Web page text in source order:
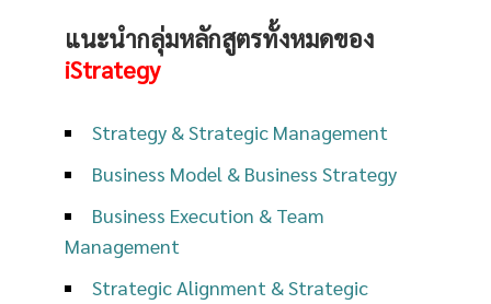
แนะนำกลุ่มหลักสูตรทั้งหมดของ
iStrategy
Strategy & Strategic Management
Business Model & Business Strategy
Business Execution & Team
Management
Strategic Alignment & Strategic